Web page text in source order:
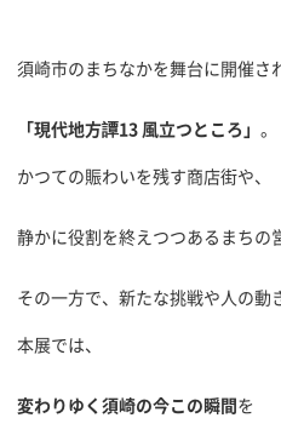
須崎市のまちなかを舞台に開催さ
「現代地方譚13 風立つところ」 。
かつての賑わいを残す商店街や、
静かに役割を終えつつあるまちの
その一方で、新たな挑戦や人の動
本展では、
変わりゆく須崎の今この瞬間 を